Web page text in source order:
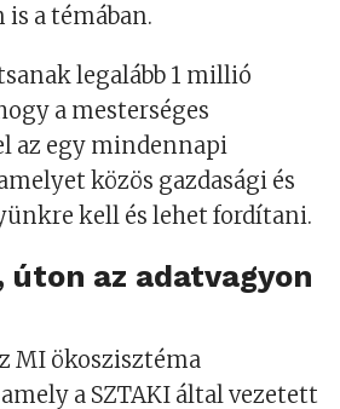
a témában.
legalább 1 millió
a mesterséges
az egy mindennapi
közös gazdasági és
kell és lehet fordítani.
az adatvagyon
MI ökoszisztéma
a SZTAKI által vezetett